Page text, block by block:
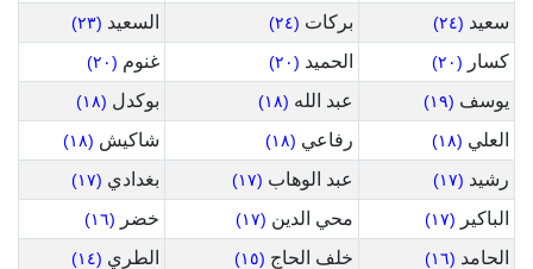
سعيد (٢٤) بركات (٢٤) السعيد (٢٣)
كسار (٢٠) الحميد (٢٠) غنوم (٢٠)
يوسف (١٩) عبد الله (١٨) بوكدل (١٨)
العلي (١٨) رفاعي (١٨) شاكيش (١٨)
رشيد (١٧) عبد الوهاب (١٧) بغدادي (١٧)
الباكير (١٧) محي الدين (١٧) خضر (١٦)
الحامد (١٦) خلف الحاج (١٥) الطري (١٤)